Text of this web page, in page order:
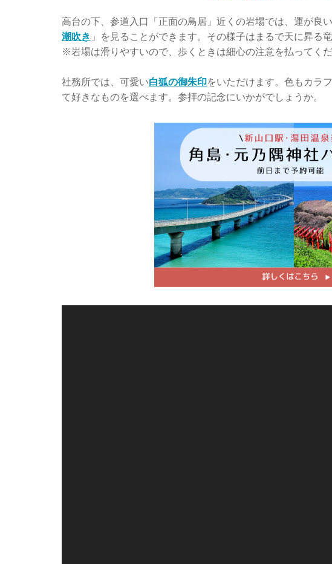
高台の下、参道入口「正面の鳥居」近くの岩場では、運が良
潮吹き 」を見ることができます。その様子はまるで天に昇る竜
※岩場は滑りやすいので、歩くときは細心の注意を払ってくだ
社務所では、可愛い白狐の御朱印をいただけます。色もカラ
て好きなものを選べます。参拝の記念にいかがでしょうか。